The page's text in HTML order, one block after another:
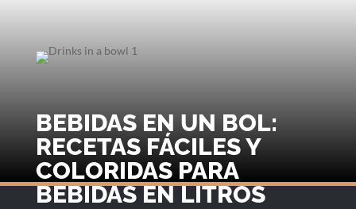
BEBIDAS EN UN BOL:
RECETAS FÁCILES Y
COLORIDAS PARA
BEBIDAS EN LITROS